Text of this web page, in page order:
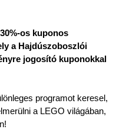
os kuponos
a Hajdúszoboszlói
jogosító kuponokkal
programot keresel,
a LEGO világában,